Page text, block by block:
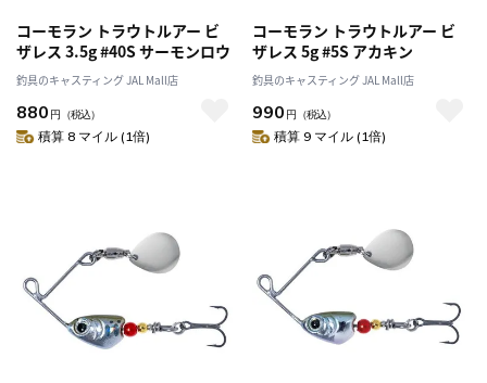
コーモラン トラウトルアー ビ
ザレス 3.5g #40S サーモンロウ
釣具のキャスティング JAL Mall店
880 円 （税込）
積算 8 マイル (1倍)
コーモラン トラウトルアー ビ
ザレス 5g #5S アカキン
釣具のキャスティング JAL Mall店
990 円 （税込）
積算 9 マイル (1倍)